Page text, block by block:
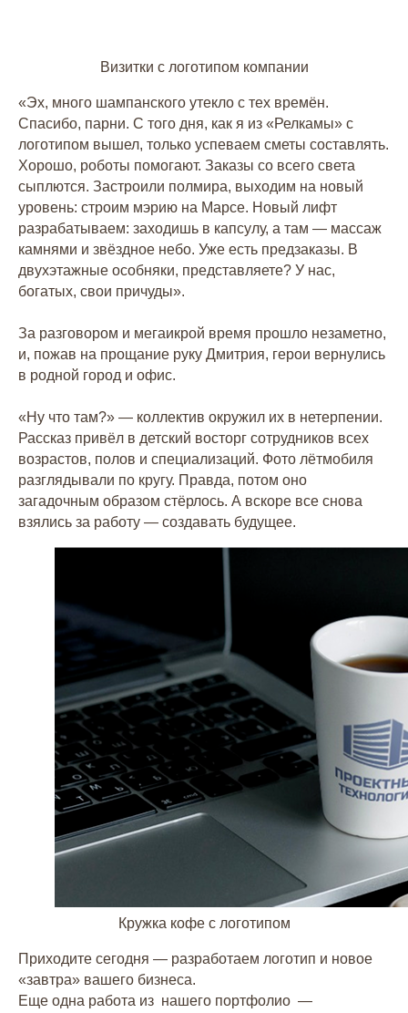
Визитки с логотипом компании
«Эх, много шампанского утекло с тех времён.
Спасибо, парни. С того дня, как я из «Релкамы» с
логотипом вышел, только успеваем сметы составлять.
Хорошо, роботы помогают. Заказы со всего света
сыплются. Застроили полмира, выходим на новый
уровень: строим мэрию на Марсе. Новый лифт
разрабатываем: заходишь в капсулу, а там — массаж
камнями и звёздное небо. Уже есть предзаказы. В
двухэтажные особняки, представляете? У нас,
богатых, свои причуды».
За разговором и мегаикрой время прошло незаметно,
и, пожав на прощание руку Дмитрия, герои вернулись
в родной город и офис.
«Ну что там?» — коллектив окружил их в нетерпении.
Рассказ привёл в детский восторг сотрудников всех
возрастов, полов и специализаций. Фото лётмобиля
разглядывали по кругу. Правда, потом оно
загадочным образом стёрлось. А вскоре все снова
взялись за работу — создавать будущее.
Кружка кофе с логотипом
Приходите сегодня — разработаем логотип и новое
«завтра» вашего бизнеса.
Еще одна работа из нашего портфолио —
Заказать успех
в два клика!
Связаться с нами
Портфолио
Интернет-продвижение
Копирайтинг
Фирменный стиль
Создание сайтов
Дизайн
Создание сайтов
Нейминг малого бизнеса
Нейминг интернет-магазина
Нейминг агентства
недвижимости
Нейминг бренда
Нейминг ресторана
Оппозиционный нейминг
Нейминг магазина
Нейминг мебельной фирмы
Нейминг юридической компании
Разработка корпоративных
сайтов
Разработка интернет-
Дизайн инвестиционных тизеров
Разработка сайта на Тильде
Нейминг салона красоты
SEO — оптимизация сайта
SMM — продвижение
в соцсетях
Интернет-продвижение
Копирайтинг
Нейминг
Редакционная политика
Агентство